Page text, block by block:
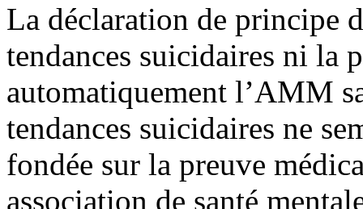
La déclaration de principe
tendances suicidaires ni la
automatiquement l’AMM
tendances suicidaires ne
fondée sur la preuve
association de santé